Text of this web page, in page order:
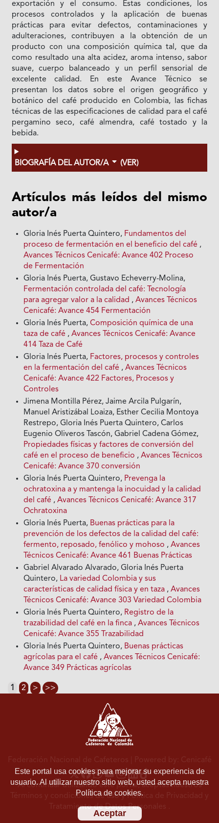
exportación y el consumo. Estas condiciones, los
procesos controlados y la aplicación de buenas
prácticas para evitar defectos, contaminaciones y
adulteraciones, contribuyen a la obtención de un
producto con una composición química tal, que da
como resultado una alta acidez, aroma intenso, sabor
suave, cuerpo balanceado y un perfil sensorial de
excelente calidad. En este Avance Técnico se
presentan los datos sobre el origen geográfico y
botánico del café producido en Colombia, las fichas
técnicas de las especificaciones de calidad para el café
pergamino seco, café almendra, café tostado y la
bebida.
BIOGRAFÍA DEL AUTOR/A (VER)
Artículos más leídos del mismo
autor/a
Gloria Inés Puerta Quintero, Fundamentos del
proceso de fermentación en el beneficio del café ,
Avances Técnicos Cenicafé: Avance 402 Proceso
de Fermentación
Gloria Inés Puerta, Gustavo Echeverry-Molina,
Fermentación controlada del café: Tecnología
para agregar valor a la calidad ,Avances Técnicos
Cenicafé: Avance 454 Fermentación
Gloria Inés Puerta,Composición química de una
taza de café ,Avances Técnicos Cenicafé: Avance
414 Taza de Café
Gloria Inés Puerta, Factores, procesos y controles
en la fermentación del café ,Avances Técnicos
Cenicafé: Avance 422 Factores, Procesos y
Controles
Jimena Montilla Pérez, Jaime Arcila Pulgarín,
Manuel Aristizábal Loaiza, Esther Cecilia Montoya
Restrepo, Gloria Inés Puerta Quintero, Carlos
Eugenio Oliveros Tascón, Gabriel Cadena Gómez,
Propiedades físicas y factores de conversión del
café en el proceso de beneficio ,Avances Técnicos
Cenicafé: Avance 370 conversión
Gloria Inés Puerta Quintero, Prevenga la
ochratoxina a y mantenga la inocuidad y la calidad
del café ,Avances Técnicos Cenicafé: Avance 317
Ochratoxina
Gloria Inés Puerta, Buenas prácticas para la
prevención de los defectos de la calidad del café:
fermento, reposado, fenólico y mohoso ,Avances
Técnicos Cenicafé: Avance 461 Buenas Prácticas
Gabriel Alvarado Alvarado, Gloria Inés Puerta
Quintero, La variedad Colombia y sus
características de calidad física y en taza ,Avances
Técnicos Cenicafé: Avance 303 Variedad Colombia
Gloria Inés Puerta Quintero, Registro de la
trazabilidad del café en la finca ,Avances Técnicos
Cenicafé: Avance 355 Trazabilidad
Gloria Inés Puerta Quintero, Buenas prácticas
agrícolas para el café ,Avances Técnicos Cenicafé:
Avance 349 Prácticas agrícolas
1 2 > >>
Este portal usa cookies para mejorar su experiencia de
usuario. Al utilizar nuestro sitio web, usted acepta nuestra
Política de cookies.
Aceptar
Federación Nacional de Cafeteros | Powered by: Cenicafé
Al continuar utilizando este portal, aceptas nuestros
Términos y condiciones de usoyPolítica de Privacidad y
Tratamiento de Datos Personales